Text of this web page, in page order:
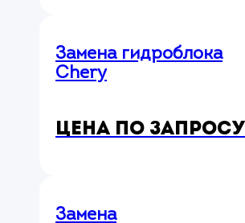
Замена гидроблока
Chery
Цена по запросу
Замена